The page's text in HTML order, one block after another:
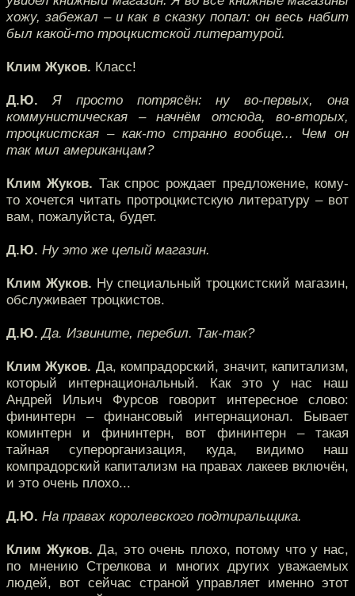
хожу, забежал – и как в сказку попал: он весь набит
был какой-то троцкистской литературой.
Клим Жуков. Класс!
Д.Ю. Я просто потрясён: ну во-первых, она
коммунистическая – начнём отсюда, во-вторых,
троцкистская – как-то странно вообще... Чем он
так мил американцам?
Клим Жуков. Так спрос рождает предложение, кому-
то хочется читать протроцкистскую литературу – вот
вам, пожалуйста, будет.
Д.Ю. Ну это же целый магазин.
Клим Жуков. Ну специальный троцкистский магазин,
обслуживает троцкистов.
Д.Ю. Да. Извините, перебил. Так-так?
Клим Жуков. Да, компрадорский, значит, капитализм,
который интернациональный. Как это у нас наш
Андрей Ильич Фурсов говорит интересное слово:
фининтерн – финансовый интернационал. Бывает
коминтерн и фининтерн, вот фининтерн – такая
тайная суперорганизация, куда, видимо наш
компрадорский капитализм на правах лакеев включён,
и это очень плохо...
Д.Ю. На правах королевского подтиральщика.
Клим Жуков. Да, это очень плохо, потому что у нас,
по мнению Стрелкова и многих других уважаемых
людей, вот сейчас страной управляет именно этот